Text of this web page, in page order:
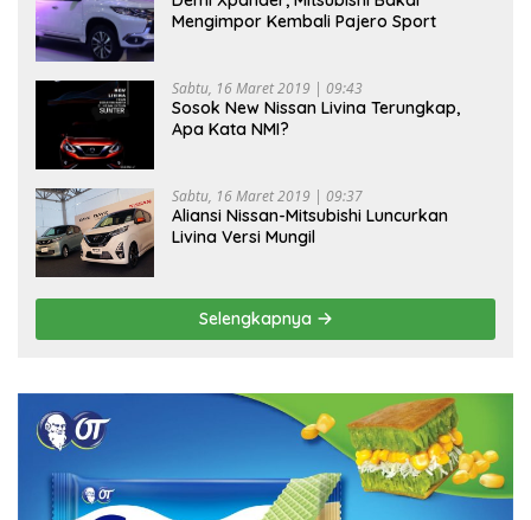
Mengimpor Kembali Pajero Sport
Sabtu, 16 Maret 2019 | 09:43
Sosok New Nissan Livina Terungkap,
Apa Kata NMI?
Sabtu, 16 Maret 2019 | 09:37
Aliansi Nissan-Mitsubishi Luncurkan
Livina Versi Mungil
Selengkapnya